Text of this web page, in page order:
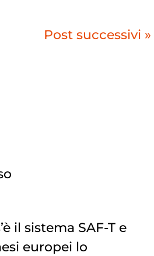
Post successivi »
il sistema SAF-T e
europei lo